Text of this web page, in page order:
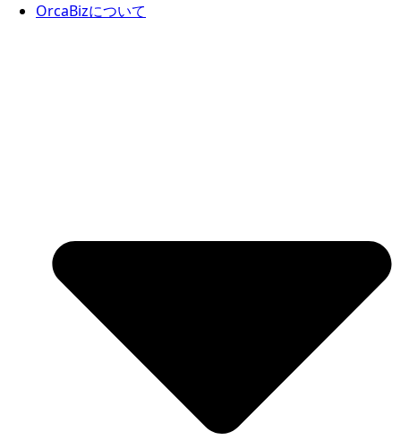
OrcaBizについて